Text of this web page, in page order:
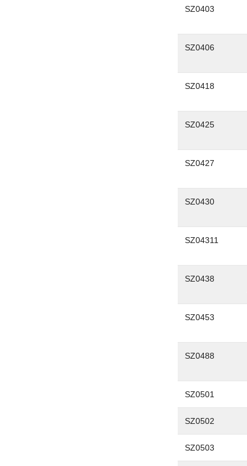
SZ0403
SZ0406
SZ0418
SZ0425
SZ0427
SZ0430
SZ04311
SZ0438
SZ0453
SZ0488
SZ0501
SZ0502
SZ0503